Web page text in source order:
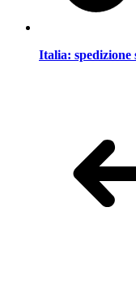
Italia: